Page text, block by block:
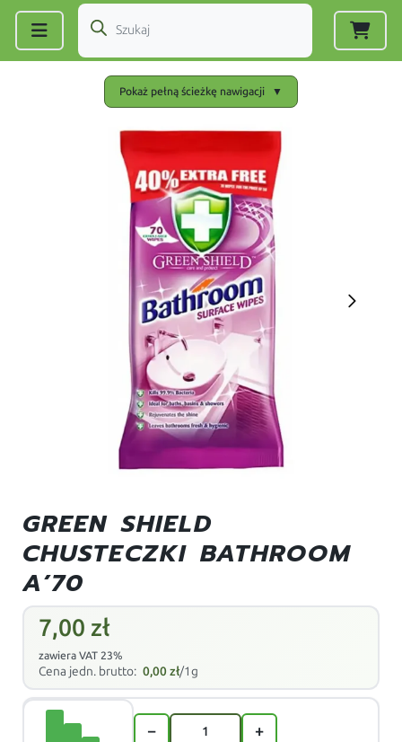
Pokaż pełną ścieżkę nawigacji ▼
GREEN SHIELD
CHUSTECZKI BATHROOM
A’70
7,00 zł
zawiera VAT 23%
Cena jedn. brutto: 0,00zł/1g
− +